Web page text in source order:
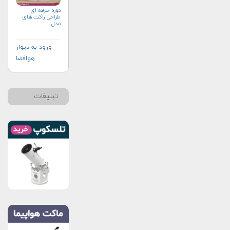
دوره حرفه ای
طراحی راکت های
مدل
ورود به دیوار
هوافضا
تبلیغات